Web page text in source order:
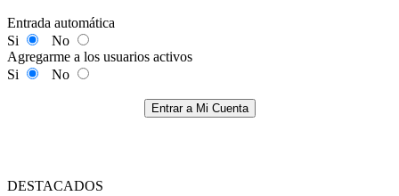
Entrada automática
Si
No
Agregarme a los usuarios activos
Si
No
Entrar a Mi Cuenta
DESTACADOS